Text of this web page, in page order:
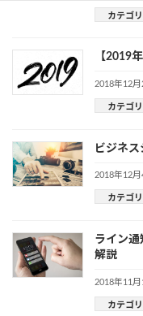
カテゴ
【2019
2018年12月
カテゴ
ビジネ
2018年12月
カテゴ
ライン通
解説
2018年11月
カテゴ